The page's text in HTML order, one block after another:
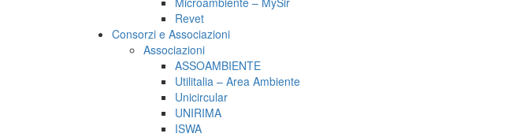
Revet
Consorzi e Associazioni
Associazioni
ASSOAMBIENTE
Utilitalia – Area Ambiente
Unicircular
UNIRIMA
ISWA